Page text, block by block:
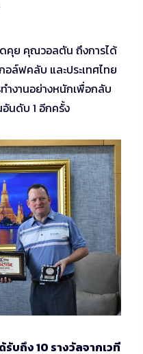
คุย คุณวอลตัน ถึงการได้
อล์ฟคลับ และประเทศไทย
ำงานอย่างหนักเพื่อกลับ
นดับ 1 อีกครั้ง
รับถึง 10 รางวัลจากเวที